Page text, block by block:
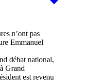
débat national,
Grand
est revenu